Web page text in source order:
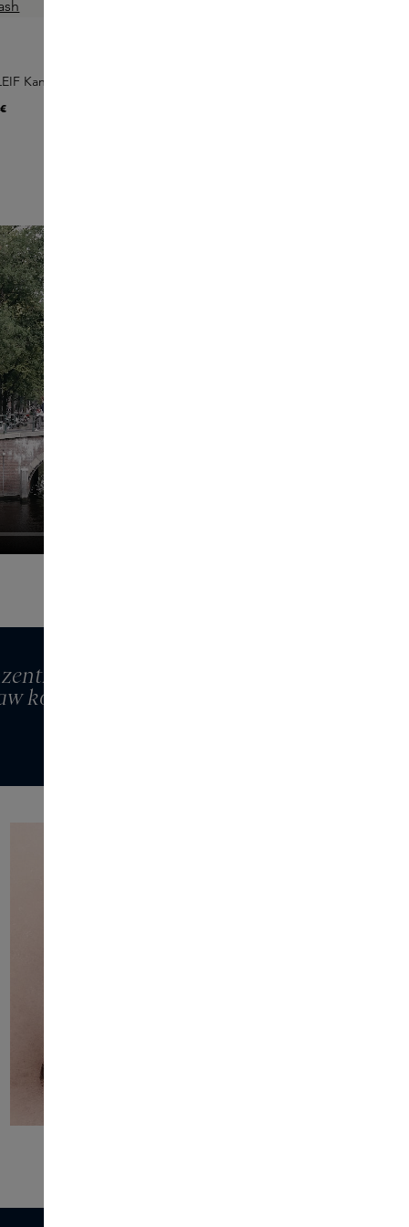
Kangaroo Paw Hand Wash
Fühlen, Riechen und Sehen.
kommt das alles zusammen."